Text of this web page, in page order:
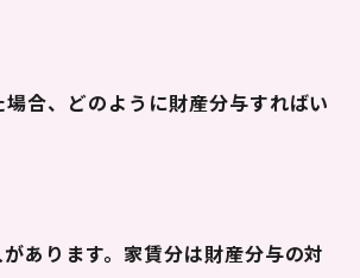
合、どのように財産分与すればい
あります。家賃分は財産分与の対